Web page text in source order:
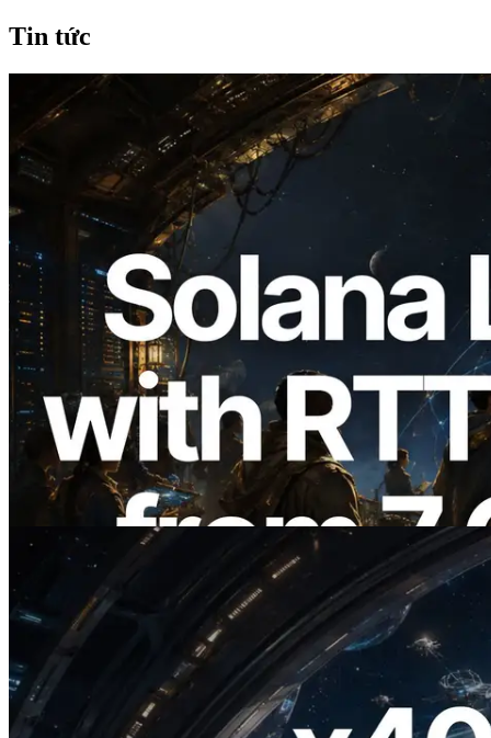
Tin tức
2026.08.05
ERPC mở rộng Solana Leader Slot API
với phép đo ping từ 7 khu vực toàn cầu —
Validators Information API cũng chính
thức ra mắt
Đọc bài viết này